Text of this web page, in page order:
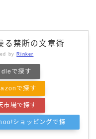
る禁断の文章術
by Rinker
で探す
で探す
市場で探す
ショッピングで探